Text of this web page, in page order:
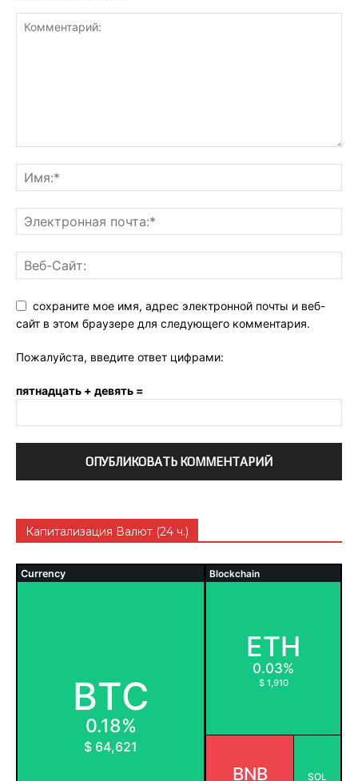
сохраните мое имя, адрес электронной почты и веб-
сайт в этом браузере для следующего комментария.
Пожалуйста, введите ответ цифрами:
пятнадцать + девять =
Капитализация Валют (24 ч.)